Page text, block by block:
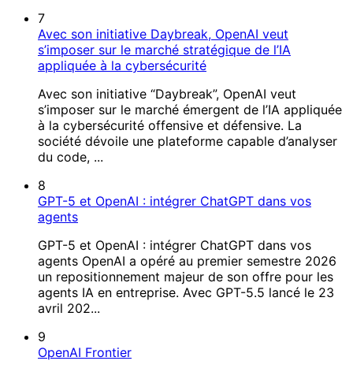
7
Avec son initiative Daybreak, OpenAI veut
s’imposer sur le marché stratégique de l’IA
appliquée à la cybersécurité
Avec son initiative “Daybreak”, OpenAI veut
s’imposer sur le marché émergent de l’IA appliquée
à la cybersécurité offensive et défensive. La
société dévoile une plateforme capable d’analyser
du code, ...
8
GPT-5 et OpenAI : intégrer ChatGPT dans vos
agents
GPT-5 et OpenAI : intégrer ChatGPT dans vos
agents OpenAI a opéré au premier semestre 2026
un repositionnement majeur de son offre pour les
agents IA en entreprise. Avec GPT-5.5 lancé le 23
avril 202...
9
OpenAI Frontier